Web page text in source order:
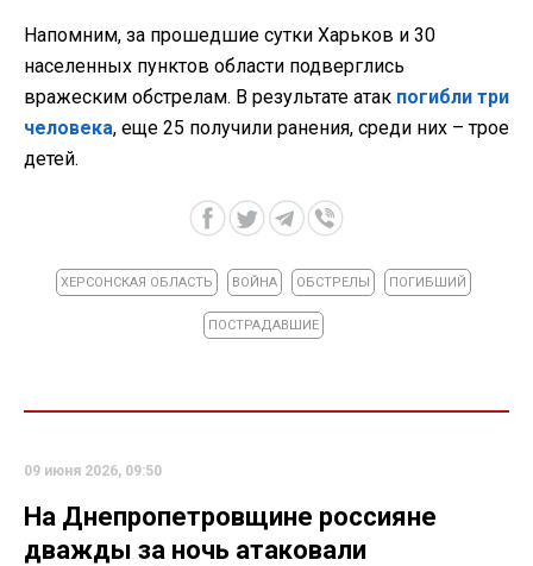
Напомним, за прошедшие сутки Харьков и 30
населенных пунктов области подверглись
вражеским обстрелам. В результате атак погибли три
человека, еще 25 получили ранения, среди них – трое
детей.
ХЕРСОНСКАЯ ОБЛАСТЬ ВОЙНА ОБСТРЕЛЫ ПОГИБШИЙ
ПОСТРАДАВШИЕ
09 июня 2026, 09:50
На Днепропетровщине россияне
дважды за ночь атаковали